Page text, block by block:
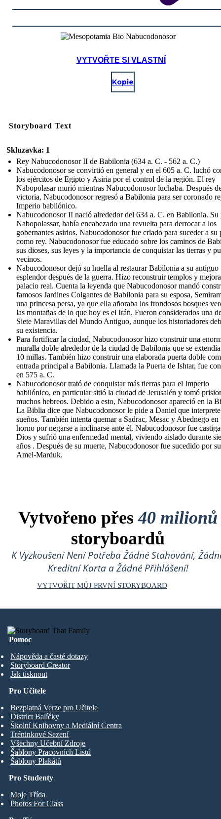
VYTVOŘTE SI VLASTNÍ
Kopie
Storyboard Text
Skluzavka: 1
Rey Nabucodonosor II de Babilonia (634 a. C. - 562 a. C.)
Nabucodonosor se convirtió en general y en el 605 a. C. luchó
los ejércitos de Egipto y Asiria por el control de la región. El rey
Nabopolasar murió mientras Nabucodonosor luchaba. Después
victoria, Nabucodonosor regresó a Babilonia para ser coronado
Imperio babilónico.
Nabucodonosor II nació alrededor del 634 a. C. en Babilonia. Su
Nabopolassar, había encabezado una revuelta para derrocar a los
gobernantes asirios. Nabucodonosor fue criado para suceder a su
como rey. Nabucodonosor fue educado sobre los caminos de
sus dioses, sus leyes y la importancia de conquistar las tierras y
vecinos.
Nabucodonosor dejó su huella al restaurar Babilonia a su antiguo
esplendor después de la guerra. Hizo reconstruir templos y
palacio real. Cuenta la leyenda que Nabucodonosor mandó
famosos Jardines Colgantes de Babilonia para su esposa,
una princesa persa, ya que ella añoraba los frondosos bosques
las montañas de lo que hoy es el Irán. Fueron considerados una
Siete Maravillas del Mundo Antiguo, aunque los historiadores
su existencia.
Para fortificar la ciudad, Nabucodonosor hizo construir una
muralla doble alrededor de la ciudad de Babilonia que se
10 millas. También hizo construir una elaborada puerta doble
entrada principal a Babilonia. Llamada la Puerta de Ishtar, fue
en 575 a. C.
Nabucodonosor trató de conquistar más tierras para el Imperio
babilónico, en particular sitió la ciudad de Jerusalén y tomó
muchos hebreos. Debido a esto, Nabucodonosor apareció en la
La Biblia dice que Nabucodonosor le pide a Daniel que interprete
sueños. También intenta quemar a Sadrac, Mesac y Abednego en
horno por negarse a inclinarse ante él. Nabucodonosor fue
Dios y sufrió una enfermedad mental, viviendo aislado durante
años . Después de su muerte, Nabucodonosor fue sucedido por
Amel-Marduk.
Vytvořeno přes40 milionů
storyboardů
K Vyzkoušení Není Potřeba Žádné Stahování,
Kreditní Karta a Žádné Přihlášení!
VYTVOŘIT MŮJ PRVNÍ STORYBOARD
Pomoc
Nápověda a časté dotazy
Storyboard Creator
Jak tisknout
Pro Studenty
Moje Třída
Photos For Class
Pro Učitele
Bezplatná Verze pro Učitele
District Balíčky
Školní Knihovny a Mediální Centra
Tréninkové Sezení
Všechny Učební Zdroje
Šablony Pracovních Listů
Šablony Plakátů